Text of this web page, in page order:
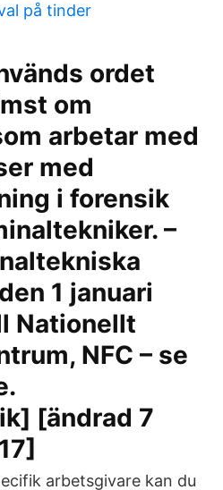
på tinder
ordet
om
arbetar med
med
i forensik
–
1 januari
Nationellt
NFC – se
[ändrad 7
arbetsgivare kan du